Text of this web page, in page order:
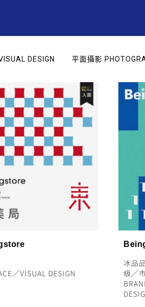
DESIGN 平面攝影
╱VISUAL DESIGN
冰品
級 ╱